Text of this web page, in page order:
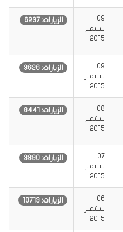
09
سبتمبر
2015
الزيارات: 6237
09
سبتمبر
2015
الزيارات: 3626
08
سبتمبر
2015
الزيارات: 8441
07
سبتمبر
2015
الزيارات: 3890
06
سبتمبر
2015
الزيارات: 10713